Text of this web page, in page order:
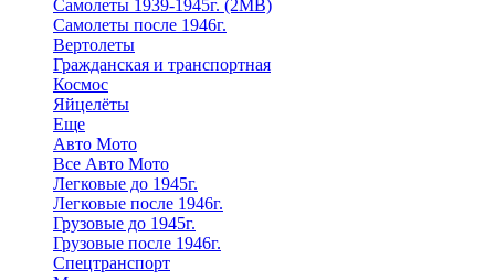
Самолеты 1939-1945г. (2МВ)
Самолеты после 1946г.
Вертолеты
Гражданская и транспортная
Космос
Яйцелёты
Еще
Авто Мото
Все Авто Мото
Легковые до 1945г.
Легковые после 1946г.
Грузовые до 1945г.
Грузовые после 1946г.
Спецтранспорт